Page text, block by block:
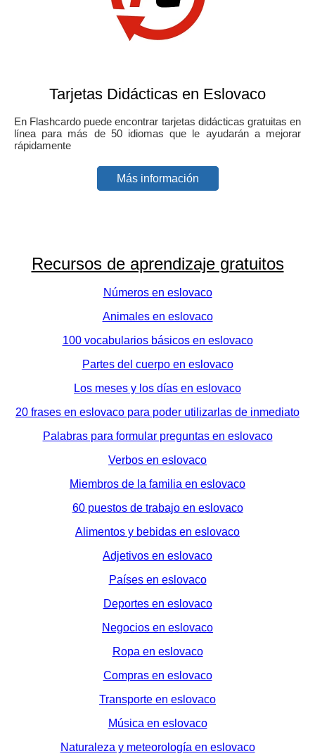
Tarjetas Didácticas en Eslovaco
En Flashcardo puede encontrar tarjetas didácticas gratuitas en
línea para más de 50 idiomas que le ayudarán a mejorar
rápidamente
Más información
Recursos de aprendizaje gratuitos
Números en eslovaco
Animales en eslovaco
100 vocabularios básicos en eslovaco
Partes del cuerpo en eslovaco
Los meses y los días en eslovaco
20 frases en eslovaco para poder utilizarlas de inmediato
Palabras para formular preguntas en eslovaco
Verbos en eslovaco
Miembros de la familia en eslovaco
60 puestos de trabajo en eslovaco
Alimentos y bebidas en eslovaco
Adjetivos en eslovaco
Países en eslovaco
Deportes en eslovaco
Negocios en eslovaco
Ropa en eslovaco
Compras en eslovaco
Transporte en eslovaco
Música en eslovaco
Naturaleza y meteorología en eslovaco